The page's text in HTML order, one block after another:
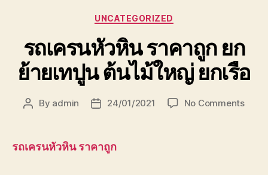
Categories
UNCATEGORIZED
รถเครนหัวหิน ราคาถูก ยก
ย้ายเทปูน ต้นไม้ใหญ่ ยกเรือ
Post
By admin
Post24/01/2021 No Commentson
รถเครนหัวหิน ราคาถูก